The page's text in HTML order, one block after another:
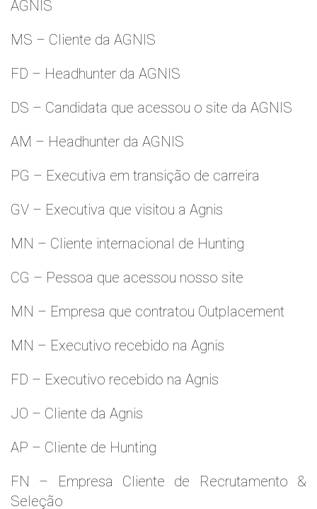
AGNIS
MS – Cliente da AGNIS
FD – Headhunter da AGNIS
DS – Candidata que acessou o site da AGNIS
AM – Headhunter da AGNIS
PG – Executiva em transição de carreira
GV – Executiva que visitou a Agnis
MN – Cliente internacional de Hunting
CG – Pessoa que acessou nosso site
MN – Empresa que contratou Outplacement
MN – Executivo recebido na Agnis
FD – Executivo recebido na Agnis
JO – Cliente da Agnis
AP – Cliente de Hunting
FN – Empresa Cliente de Recrutamento &
Seleção